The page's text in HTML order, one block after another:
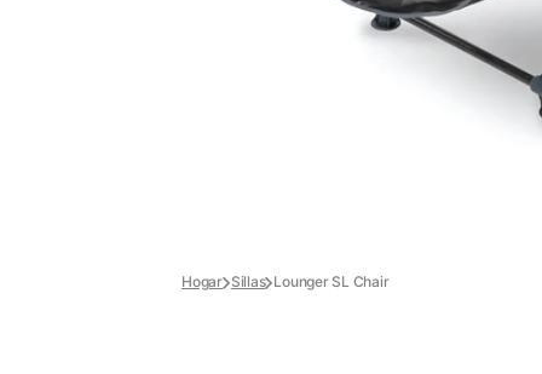
Hogar Sillas Lounger SL Chair